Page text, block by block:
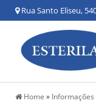
Rua Santo Eliseu,
Home » Informações